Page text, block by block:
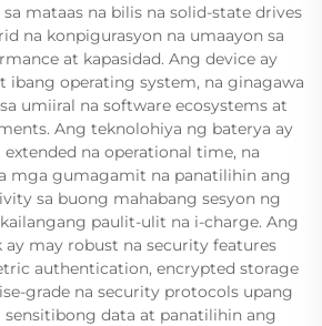
mataas na bilis na solid-state drives
na konpigurasyon na umaayon sa
at kapasidad. Ang device ay
ibang operating system, na ginagawa
umiiral na software ecosystems at
Ang teknolohiya ng baterya ay
na operational time, na
mga gumagamit na panatilihin ang
sa buong mahabang sesyon ng
paulit-ulit na i-charge. Ang
ay may robust na security features
authentication, encrypted storage
grade na security protocols upang
data at panatilihin ang